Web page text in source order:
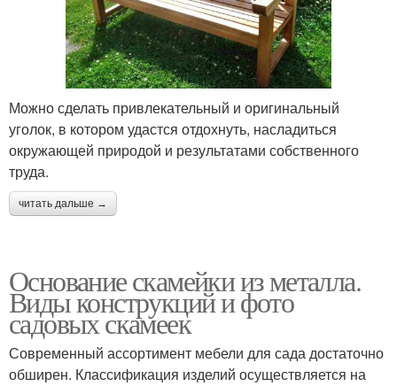
Можно сделать привлекательный и оригинальный
уголок, в котором удастся отдохнуть, насладиться
окружающей природой и результатами собственного
труда.
читать дальше →
Основание скамейки из металла.
Виды конструкций и фото
садовых скамеек
Современный ассортимент мебели для сада достаточно
обширен. Классификация изделий осуществляется на